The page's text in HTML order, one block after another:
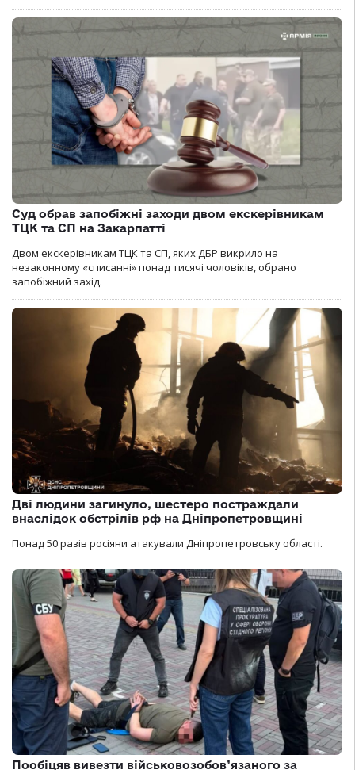
Суд обрав запобіжні заходи двом екскерівникам
ТЦК та СП на Закарпатті
Двом екскерівникам ТЦК та СП, яких ДБР викрило на
незаконному «списанні» понад тисячі чоловіків, обрано
запобіжний захід.
Дві людини загинуло, шестеро постраждали
внаслідок обстрілів рф на Дніпропетровщині
Понад 50 разів росіяни атакували Дніпропетровську області.
Пообіцяв вивезти військовозобов’язаного за